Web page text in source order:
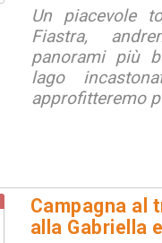
Un piacevole
Fiastra,
panorami più
lago
approfitteremo
Campagna al
alla Gabriella